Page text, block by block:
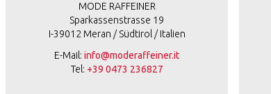
MODE RAFFEINER
Sparkassenstrasse 19
I-39012 Meran / Südtirol / Italien
E-Mail: info@moderaffeiner.it
Tel: +39 0473 236827